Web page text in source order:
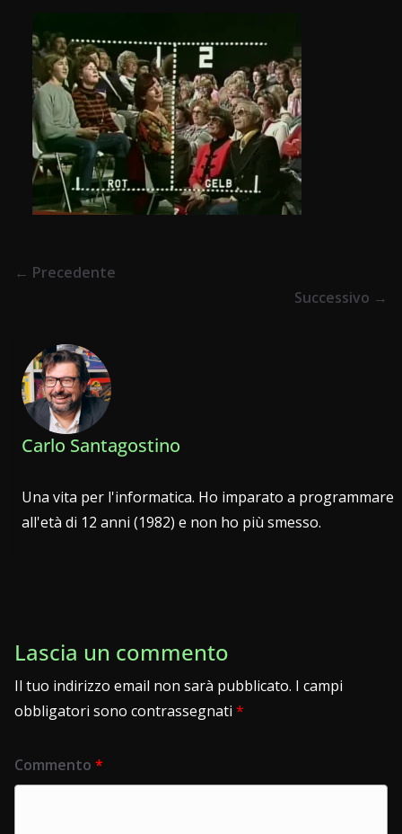
← Precedente
Successivo →
Carlo Santagostino
Una vita per l'informatica. Ho imparato a programmare
all'età di 12 anni (1982) e non ho più smesso.
Lascia un commento
Il tuo indirizzo email non sarà pubblicato. I campi
obbligatori sono contrassegnati *
Commento *